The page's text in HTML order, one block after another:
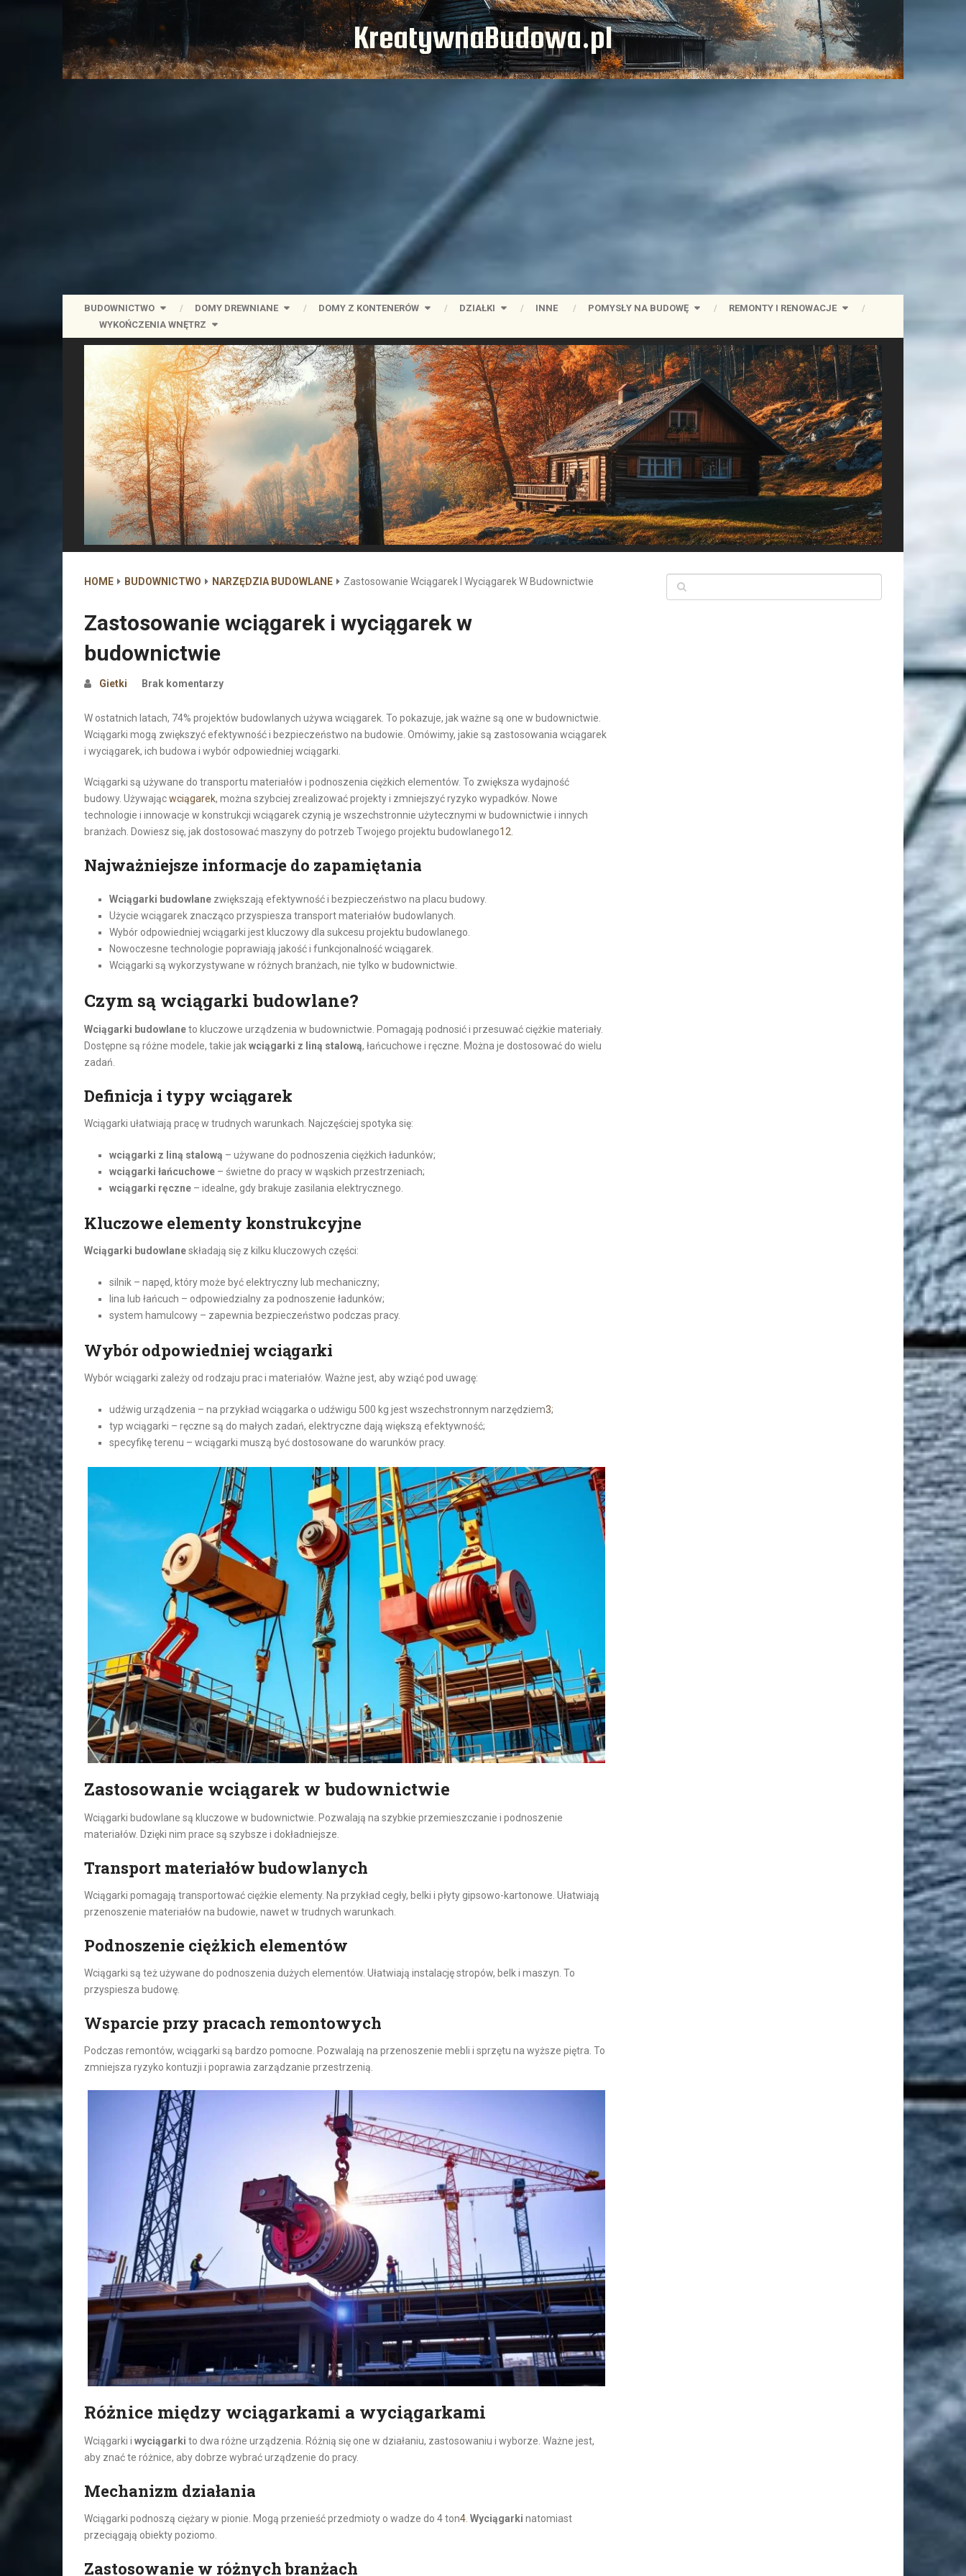
KreatywnaBudowa.pl
BUDOWNICTWO DOMY DREWNIANE DOMY Z KONTENERÓW DZIAŁKI INNE POMYSŁY NA BUDOWĘ
REMONTY I RENOWACJE
WYKOŃCZENIA WNĘTRZ
HOME BUDOWNICTWO NARZĘDZIA BUDOWLANE Zastosowanie Wciągarek I Wyciągarek W Budownictwie
Zastosowanie wciągarek i wyciągarek w
budownictwie
Gietki Brak komentarzy
W ostatnich latach, 74% projektów budowlanych używa wciągarek. To pokazuje, jak ważne są one w budownictwie.
Wciągarki mogą zwiększyć efektywność i bezpieczeństwo na budowie. Omówimy, jakie są zastosowania wciągarek
i wyciągarek, ich budowa i wybór odpowiedniej wciągarki.
Wciągarki są używane do transportu materiałów i podnoszenia ciężkich elementów. To zwiększa wydajność
budowy. Używającwciągarek, można szybciej zrealizować projekty i zmniejszyć ryzyko wypadków. Nowe
technologie i innowacje w konstrukcji wciągarek czynią je wszechstronnie użytecznymi w budownictwie i innych
branżach. Dowiesz się, jak dostosować maszyny do potrzeb Twojego projektu budowlanego1 2
Najważniejsze informacje do zapamiętania
Wciągarki budowlane zwiększają efektywność i bezpieczeństwo na placu budowy.
Użycie wciągarek znacząco przyspiesza transport materiałów budowlanych.
Wybór odpowiedniej wciągarki jest kluczowy dla sukcesu projektu budowlanego.
Nowoczesne technologie poprawiają jakość i funkcjonalność wciągarek.
Wciągarki są wykorzystywane w różnych branżach, nie tylko w budownictwie.
Czym są wciągarki budowlane?
Wciągarki budowlaneto kluczowe urządzenia w budownictwie. Pomagają podnosić i przesuwać ciężkie materiały.
Dostępne są różne modele, takie jakwciągarki z liną stalową, łańcuchowe i ręczne. Można je dostosować do wielu
zadań.
Definicja i typy wciągarek
Wciągarki ułatwiają pracę w trudnych warunkach. Najczęściej spotyka się:
wciągarki z liną stalową – używane do podnoszenia ciężkich ładunków;
wciągarki łańcuchowe – świetne do pracy w wąskich przestrzeniach;
wciągarki ręczne – idealne, gdy brakuje zasilania elektrycznego.
Kluczowe elementy konstrukcyjne
Wciągarki budowlaneskładają się z kilku kluczowych części:
silnik – napęd, który może być elektryczny lub mechaniczny;
lina lub łańcuch – odpowiedzialny za podnoszenie ładunków;
system hamulcowy – zapewnia bezpieczeństwo podczas pracy.
Wybór odpowiedniej wciągarki
Wybór wciągarki zależy od rodzaju prac i materiałów. Ważne jest, aby wziąć pod uwagę:
udźwig urządzenia – na przykład wciągarka o udźwigu 500 kg jest wszechstronnym narzędziem3;
typ wciągarki – ręczne są do małych zadań, elektryczne dają większą efektywność;
specyfikę terenu – wciągarki muszą być dostosowane do warunków pracy.
Zastosowanie wciągarek w budownictwie
Wciągarki budowlane są kluczowe w budownictwie. Pozwalają na szybkie przemieszczanie i podnoszenie
materiałów. Dzięki nim prace są szybsze i dokładniejsze.
Transport materiałów budowlanych
Wciągarki pomagają transportować ciężkie elementy. Na przykład cegły, belki i płyty gipsowo-kartonowe. Ułatwiają
przenoszenie materiałów na budowie, nawet w trudnych warunkach.
Podnoszenie ciężkich elementów
Wciągarki są też używane do podnoszenia dużych elementów. Ułatwiają instalację stropów, belk i maszyn. To
przyspiesza budowę.
Wsparcie przy pracach remontowych
Podczas remontów, wciągarki są bardzo pomocne. Pozwalają na przenoszenie mebli i sprzętu na wyższe piętra. To
zmniejsza ryzyko kontuzji i poprawia zarządzanie przestrzenią.
Różnice między wciągarkami a wyciągarkami
Wciągarki i wyciągarki to dwa różne urządzenia. Różnią się one w działaniu, zastosowaniu i wyborze. Ważne jest,
aby znać te różnice, aby dobrze wybrać urządzenie do pracy.
Mechanizm działania
Wciągarki podnoszą ciężary w pionie. Mogą przenieść przedmioty o wadze do 4 ton4 Wyciągarki natomiast
przeciągają obiekty poziomo.
Zastosowanie w różnych branżach